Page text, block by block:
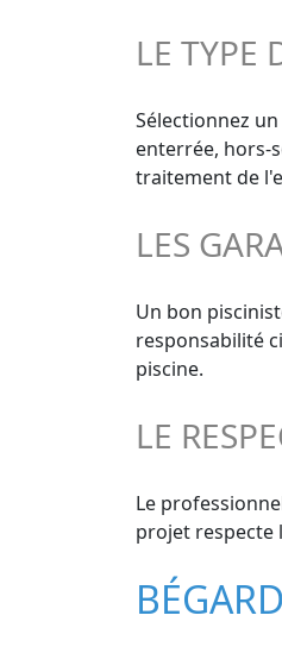
LE TYPE
Sélectionnez
enterrée, hors-
traitement de
LES
Un bon
responsabilité
piscine.
LE
Le
projet respecte